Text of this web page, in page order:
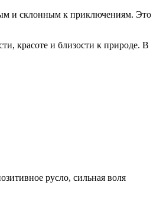
и склонным к приключениям. Это
красоте и близости к природе. В
русло, сильная воля